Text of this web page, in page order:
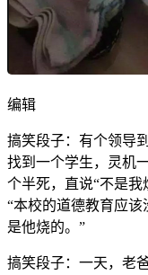
编辑
搞笑段子：有个领导
找到一个学生，灵机
个半死，直说“不是我
“本校的道德教育应
是他烧的。”
搞笑段子：一天，老